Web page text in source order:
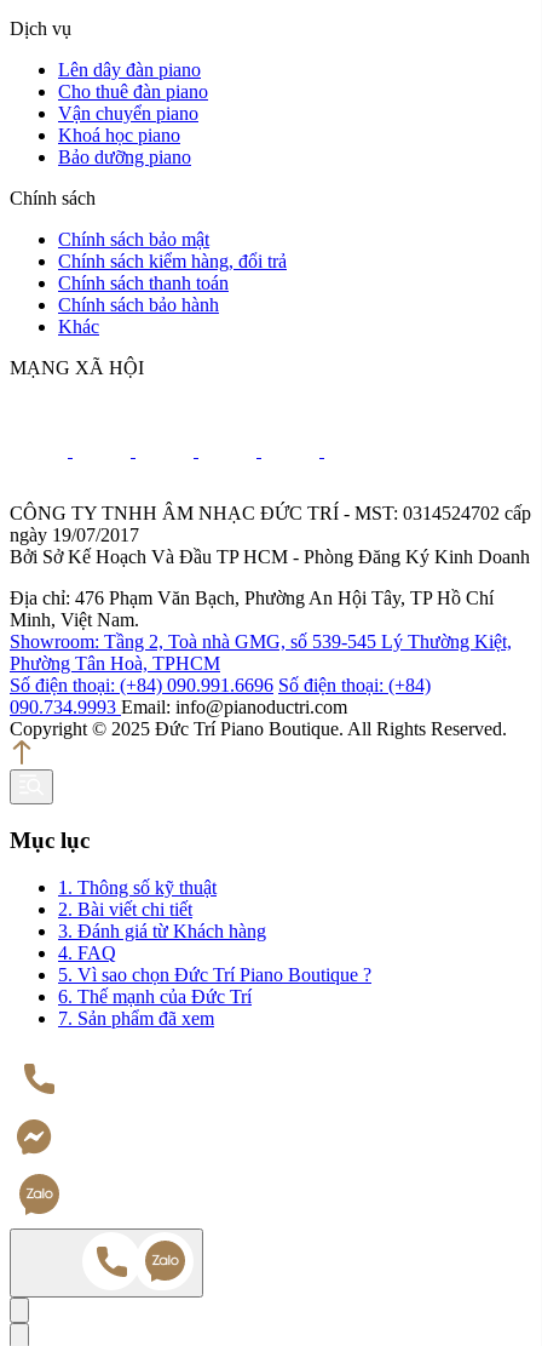
Dịch vụ
Lên dây đàn piano
Cho thuê đàn piano
Vận chuyển piano
Khoá học piano
Bảo dưỡng piano
Chính sách
Chính sách bảo mật
Chính sách kiểm hàng, đổi trả
Chính sách thanh toán
Chính sách bảo hành
Khác
MẠNG XÃ HỘI
CÔNG TY TNHH ÂM NHẠC ĐỨC TRÍ - MST: 0314524702 cấp
ngày 19/07/2017
Bởi Sở Kế Hoạch Và Đầu TP HCM - Phòng Đăng Ký Kinh Doanh
Địa chỉ: 476 Phạm Văn Bạch, Phường An Hội Tây, TP Hồ Chí
Minh, Việt Nam.
Showroom: Tầng 2, Toà nhà GMG, số 539-545 Lý Thường Kiệt,
Phường Tân Hoà, TPHCM
Số điện thoại: (+84) 090.991.6696 Số điện thoại: (+84)
090.734.9993 Email: info@pianoductri.com
Copyright © 2025 Đức Trí Piano Boutique. All Rights Reserved.
Mục lục
1. Thông số kỹ thuật
2. Bài viết chi tiết
3. Đánh giá từ Khách hàng
4. FAQ
5. Vì sao chọn Đức Trí Piano Boutique ?
6. Thế mạnh của Đức Trí
7. Sản phẩm đã xem